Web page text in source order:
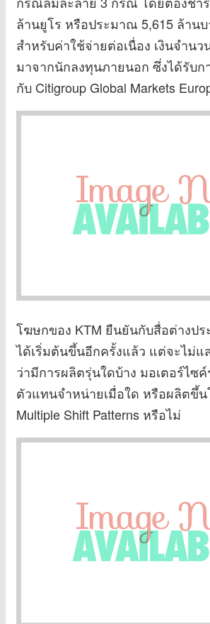
ล้านยูโร หรือประมาณ 5,615 ล้าน
สำหรับค่าใช้จ่ายต่อเนื่อง เงินจำน
มาจากนักลงทุนภายนอก ซึ่งได้รับก
กับ Citigroup Global Markets
โฆษกของ KTM ยืนยันกับสื่อต่างปร
ได้เริ่มต้นขึ้นอีกครั้งแล้ว แต่จะไม่แ
ว่ามีการผลิตรุ่นใดบ้าง มอเตอร์ไซ
ตัวแทนจำหน่ายเมื่อใด หรือผลิตขึ้
Multiple Shift Patterns หรือไม่